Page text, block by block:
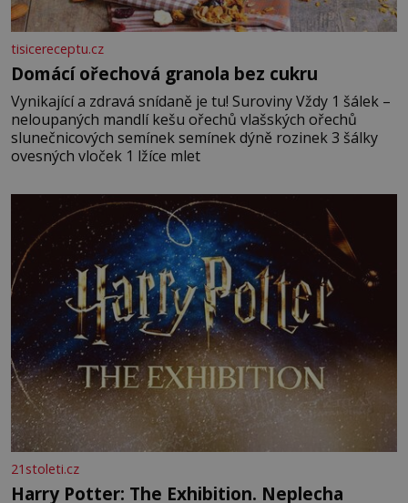
tisicereceptu.cz
Domácí ořechová granola bez cukru
Vynikající a zdravá snídaně je tu! Suroviny Vždy 1 šálek –
neloupaných mandlí kešu ořechů vlašských ořechů
slunečnicových semínek semínek dýně rozinek 3 šálky
ovesných vloček 1 lžíce mlet
21stoleti.cz
Harry Potter: The Exhibition. Neplecha